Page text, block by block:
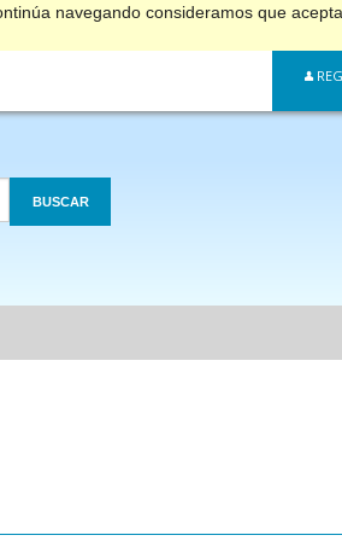
navegando consideramos que
BUSCAR